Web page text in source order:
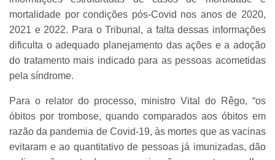
mortalidade por condições pós-Covid nos anos de 2020,
2021 e 2022. Para o Tribunal, a falta dessas informações
dificulta o adequado planejamento das ações e a adoção
do tratamento mais indicado para as pessoas acometidas
pela síndrome.
Para o relator do processo, ministro Vital do Rêgo, “os
óbitos por trombose, quando comparados aos óbitos em
razão da pandemia de Covid-19, às mortes que as vacinas
evitaram e ao quantitativo de pessoas já imunizadas, dão